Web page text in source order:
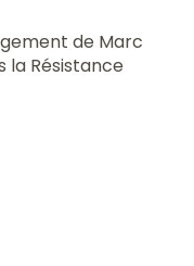
de Marc
la Résistance